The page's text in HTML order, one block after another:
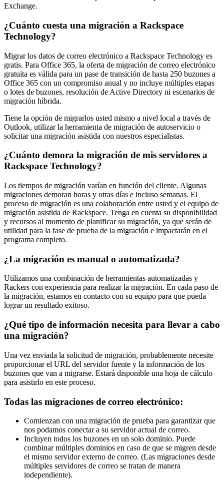
Exchange.
¿Cuánto cuesta una migración a Rackspace
Technology?
Migrar los datos de correo electrónico a Rackspace Technology es
gratis. Para Office 365, la oferta de migración de correo electrónico
gratuita es válida para un pase de transición de hasta 250 buzones a
Office 365 con un compromiso anual y no incluye múltiples etapas
o lotes de buzones, resolución de Active Directory ni escenarios de
migración híbrida.
Tiene la opción de migrarlos usted mismo a nivel local a través de
Outlook, utilizar la herramienta de migración de autoservicio o
solicitar una migración asistida con nuestros especialistas.
¿Cuánto demora la migración de mis servidores a
Rackspace Technology?
Los tiempos de migración varían en función del cliente. Algunas
migraciones demoran horas y otras días e incluso semanas. El
proceso de migración es una colaboración entre usted y el equipo de
migración asistida de Rackspace. Tenga en cuenta su disponibilidad
y recursos al momento de planificar su migración, ya que serán de
utilidad para la fase de prueba de la migración e impactarán en el
programa completo.
¿La migración es manual o automatizada?
Utilizamos una combinación de herramientas automatizadas y
Rackers con experiencia para realizar la migración. En cada paso de
la migración, estamos en contacto con su equipo para que pueda
lograr un resultado exitoso.
¿Qué tipo de información necesita para llevar a cabo
una migración?
Una vez enviada la solicitud de migración, probablemente necesite
proporcionar el URL del servidor fuente y la información de los
buzones que van a migrarse. Estará disponible una hoja de cálculo
para asistirlo en este proceso.
Todas las migraciones de correo electrónico:
Comienzan con una migración de prueba para garantizar que
nos podamos conectar a su servidor actual de correo.
Incluyen todos los buzones en un solo dominio. Puede
combinar múltiples dominios en caso de que se migren desde
el mismo servidor externo de correo. (Las migraciones desde
múltiples servidores de correo se tratan de manera
independiente).